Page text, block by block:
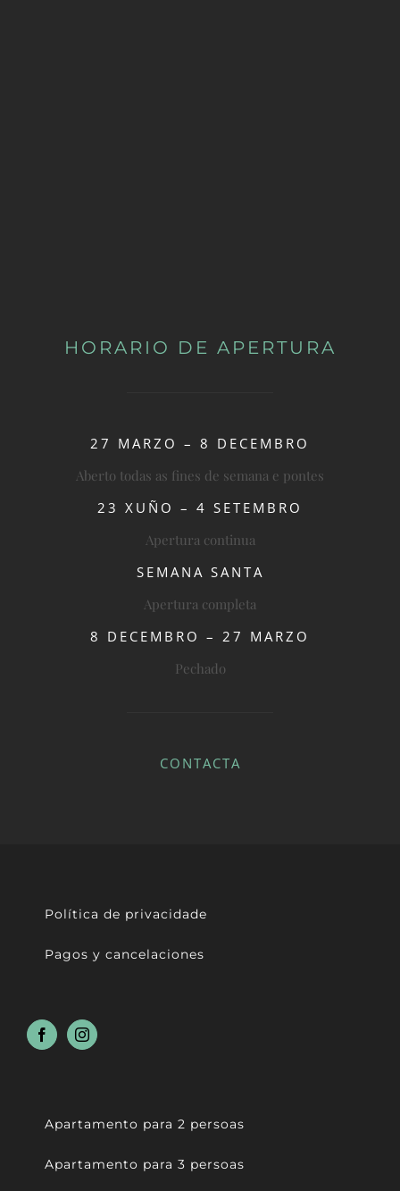
HORARIO DE APERTURA
27 MARZO – 8 DECEMBRO
Aberto todas as fines de semana e pontes
23 XUÑO – 4 SETEMBRO
Apertura continua
SEMANA SANTA
Apertura completa
8 DECEMBRO – 27 MARZO
Pechado
CONTACTA
Política de privacidade
Pagos y cancelaciones
Apartamento para 2 persoas
Apartamento para 3 persoas